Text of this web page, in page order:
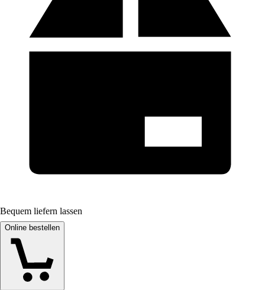
Bequem liefern lassen
Online bestellen